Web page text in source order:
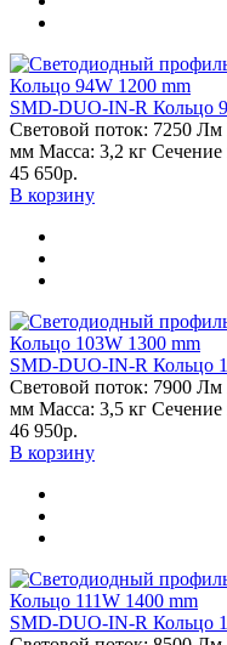
SMD-DUO-IN-R Кольцо
Световой поток: 7250 Лм
мм Масса: 3,2 кг Сечение
45 650р.
В корзину
SMD-DUO-IN-R Кольцо
Световой поток: 7900 Лм
мм Масса: 3,5 кг Сечение
46 950р.
В корзину
SMD-DUO-IN-R Кольцо